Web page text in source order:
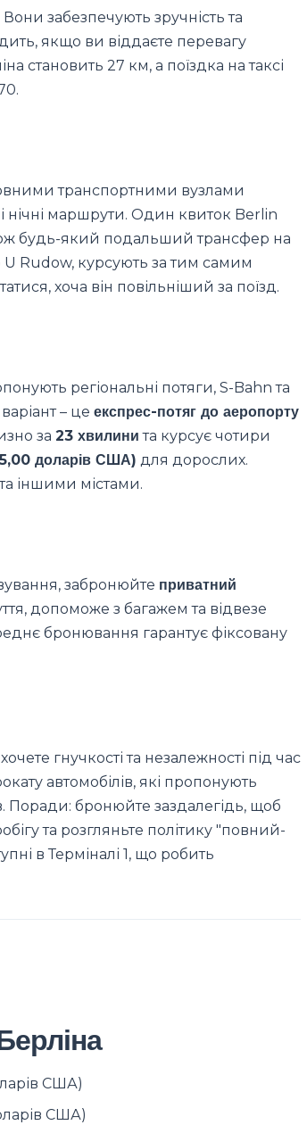
забезпечують зручність та
якщо ви віддаєте перевагу
становить 27 км, а поїздка на таксі
транспортними вузлами
нічні маршрути. Один квиток Berlin
будь-який подальший трансфер на
U Rudow, курсують за тим самим
хоча він повільніший за поїзд.
регіональні потяги, S-Bahn та
– це експрес-потяг до аеропорту
за 23 хвилини та курсує чотири
доларів США) для дорослих.
іншими містами.
забронюйте приватний
допоможе з багажем та відвезе
бронювання гарантує фіксовану
гнучкості та незалежності під час
автомобілів, які пропонують
Поради: бронюйте заздалегідь, щоб
та розгляньте політику "повний-
в Терміналі 1, що робить
США)
США)